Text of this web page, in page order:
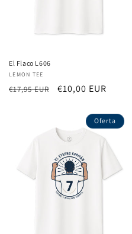
El Flaco L606
Proveedor:
LEMON TEE
Precio
€17,95 EUR
Precio
€10,00 EUR
Oferta